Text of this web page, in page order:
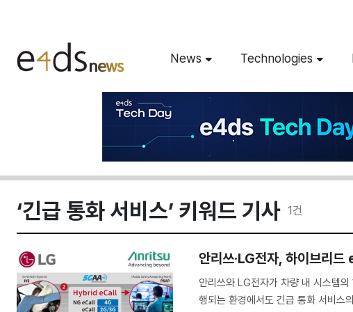
News Technologies
‘긴급 통화 서비스’ 키워드 기사 1건
안리쓰·LG전자, 하이브리
안리쓰와 LG전자가 차량 내 시스템
행되는 환경에서도 긴급 통화 서비스